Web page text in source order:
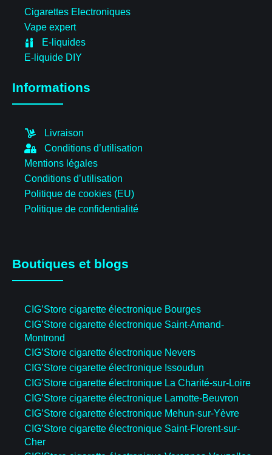
Cigarettes Electroniques
Vape expert
E-liquides
E-liquide DIY
Informations
Livraison
Conditions d’utilisation
Mentions légales
Conditions d’utilisation
Politique de cookies (EU)
Politique de confidentialité
Boutiques et blogs
CIG’Store cigarette électronique Bourges
CIG’Store cigarette électronique Saint-Amand-
Montrond
CIG’Store cigarette électronique Nevers
CIG’Store cigarette électronique Issoudun
CIG’Store cigarette électronique La Charité-sur-Loire
CIG’Store cigarette électronique Lamotte-Beuvron
CIG’Store cigarette électronique Mehun-sur-Yèvre
CIG’Store cigarette électronique Saint-Florent-sur-
Cher